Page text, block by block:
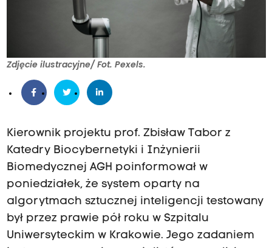
Zdjęcie ilustracyjne/ Fot. Pexels.
Kierownik projektu prof. Zbisław Tabor z
Katedry Biocybernetyki i Inżynierii
Biomedycznej AGH poinformował w
poniedziałek, że system oparty na
algorytmach sztucznej inteligencji testowany
był przez prawie pół roku w Szpitalu
Uniwersyteckim w Krakowie. Jego zadaniem